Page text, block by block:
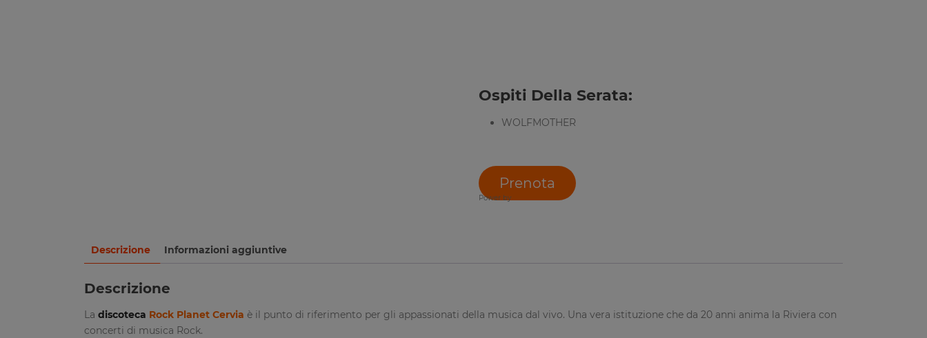
Ospiti Della Serata:
WOLFMOTHER
Prenota
Power by
Descrizione Informazioni aggiuntive
Descrizione
La discoteca Rock Planet Cervia è il punto di riferimento per gli appassionati della musica dal vivo. Una vera istituzione che da 20 anni anima la Riviera con
concerti di musica Rock.